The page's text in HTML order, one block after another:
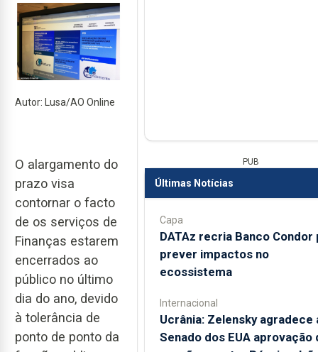
Autor: Lusa/AO Online
O alargamento do
prazo visa
contornar o facto
de os serviços de
Finanças estarem
encerrados ao
público no último
dia do ano, devido
à tolerância de
ponto de ponto da
PUB
Últimas Notícias
Capa
DATAz recria Banco Condor
prever impactos no
ecossistema
Internacional
Ucrânia: Zelensky agradece
Senado dos EUA aprovação